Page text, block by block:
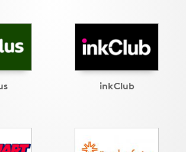
inkClub